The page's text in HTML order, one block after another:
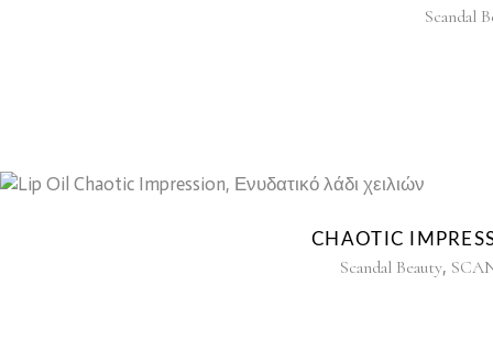
Scandal
CHAOTIC
Scandal Beauty,